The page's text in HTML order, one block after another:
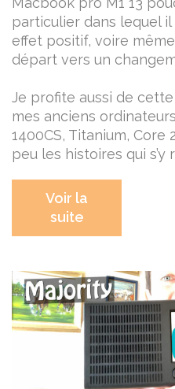
particulier dans lequel
effet positif, voire
départ vers un
Je profite aussi de
mes anciens
1400CS, Titanium,
peu les histoires qui s’y
Voir la
suite